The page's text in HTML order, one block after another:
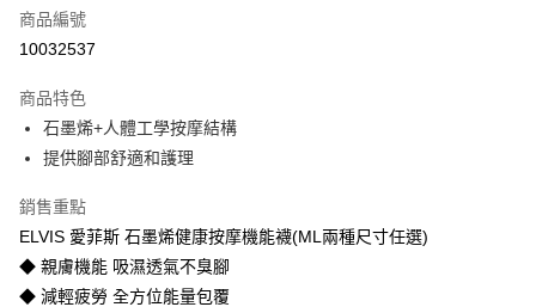
LINE Pay
街口支付
全盈+PAY
運送方式
物流宅配
每筆NT$150，滿NT$1,599(含以上)免運費
商品編號
10032537
商品特色
石墨烯+人體工學按摩結構
提供腳部舒適和護理
銷售重點
ELVIS 愛菲斯 石墨烯健康按摩機能襪(ML兩種尺寸任選)
◆ 親膚機能 吸濕透氣不臭腳
◆ 減輕疲勞 全方位能量包覆